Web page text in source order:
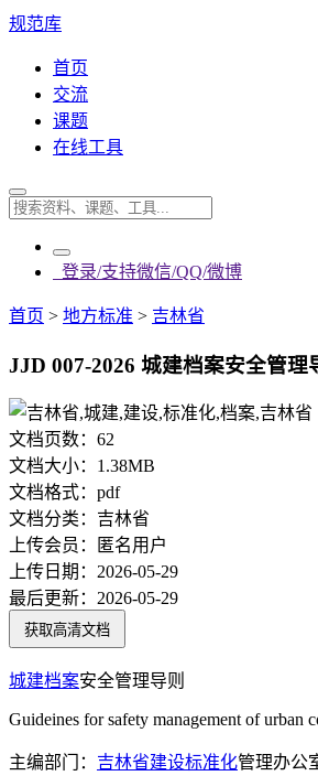
规范库
首页
交流
课题
在线工具
登录/支持微信/QQ/微博
首页 > 地方标准 > 吉林省
JJD 007-2026 城建档案安全管理
文档页数： 62
文档大小： 1.38MB
文档格式： pdf
文档分类： 吉林省
上传会员：
匿名用户
上传日期： 2026-05-29
最后更新： 2026-05-29
获取高清文档
城建档案安全管理导则
Guideines for safety management of urban
主编部门： 吉林省建设标准化管理办公